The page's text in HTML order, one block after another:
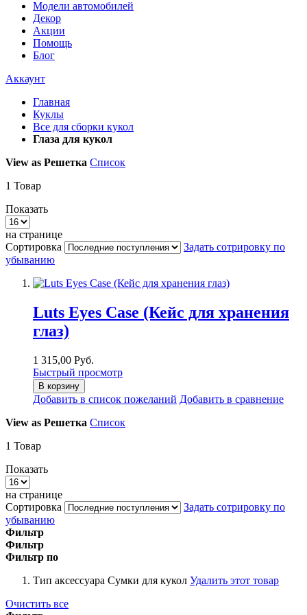
Модели автомобилей
Декор
Акции
Помощь
Блог
Аккаунт
Главная
Куклы
Все для сборки кукол
Глаза для кукол
View as Решетка Список
1 Товар
Показать
на странице
Сортировка
Задать сотрировку по
убыванию
Luts Eyes Case (Кейс для хранения
глаз)
1 315,00 Руб.
Быстрый просмотр
В корзину
Добавить в список пожеланий Добавить в сравнение
View as Решетка Список
1 Товар
Показать
на странице
Сортировка
Задать сотрировку по
убыванию
Фильтр
Фильтр
Фильтр по
Тип аксессуара Сумки для кукол Удалить этот товар
Очистить все